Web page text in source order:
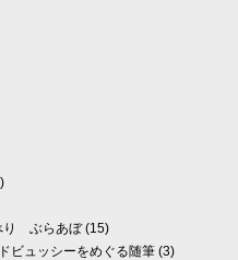
り ぶらあぼ(15)
ビュッシーをめぐる随筆 (3)